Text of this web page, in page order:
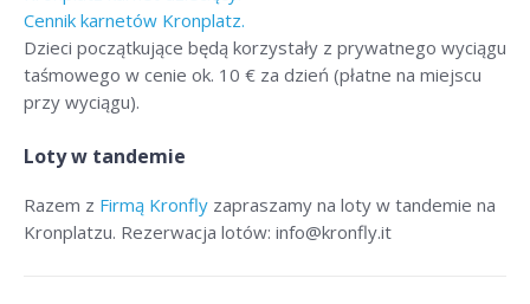
Cennik karnetów Kronplatz.
Dzieci początkujące będą korzystały z prywatnego wyciągu
taśmowego w cenie ok. 10 € za dzień (płatne na miejscu
przy wyciągu).
Loty w tandemie
Razem z Firmą Kronfly zapraszamy na loty w tandemie na
Kronplatzu. Rezerwacja lotów: info@kronfly.it